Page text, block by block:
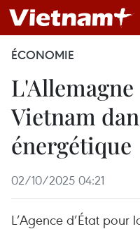
ÉCONOMIE
Vietnam
énergétique
02/10/2025 04:21
L’Agence d’État